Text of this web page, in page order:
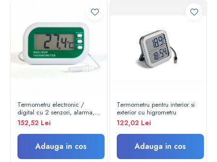
Osteodensitometre
Stetoscoape
Tensiometre
Oftalmoscoape
Aparate apnee
Aparate aerosoli
Aparate masaj
Glucometre
Termometru electronic /
digital cu 2 senzori, alarma,
valori min/max
152,52 Lei
Adauga in cos
Termometru pentru interior si
exterior cu higrometru
122,02 Lei
Adauga in cos